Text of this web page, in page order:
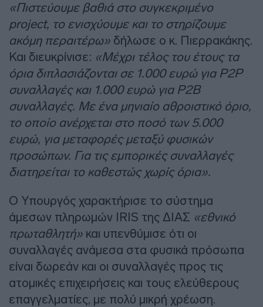
«Πιστεύουμε βαθιά στο συγκεκριμένο
project, το ενισχύουμε και το στηρίζουμε
ακόμη περαιτέρω» δήλωσε ο κ. Πιερρακάκης.
Και διευκρίνισε: «Μέχρι τέλος του έτους τα
όρια διπλασιάζονται σε 1.000 ευρώ για P2P
συναλλαγές και 1.000 ευρώ για P2B
συναλλαγές. Με ένα μηνιαίο αθροιστικό όριο,
το οποίο ανέρχεται στο ποσό των 5.000
ευρώ, για μεταφορές μεταξύ φυσικών
προσώπων. Για τις εμπορικές συναλλαγές
διατηρείται το καθεστώς χωρίς όρια».
Ο Υπουργός χαρακτήρισε το σύστημα
άμεσων πληρωμών IRIS της ΔΙΑΣ «εθνικό
πρωταθλητή» και υπενθύμισε ότι οι
συναλλαγές ανάμεσα στα φυσικά πρόσωπα
είναι δωρεάν και οι συναλλαγές προς τις
ατομικές επιχειρήσεις και τους ελεύθερους
επαγγελματίες, με πολύ μικρή χρέωση.